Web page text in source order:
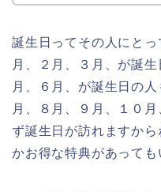
誕生日ってその人にとっ
月、２月、３月、が誕
月、６月、が誕生日の
月、８月、９月、１０
ず誕生日が訪れますか
かお得な特典があっても